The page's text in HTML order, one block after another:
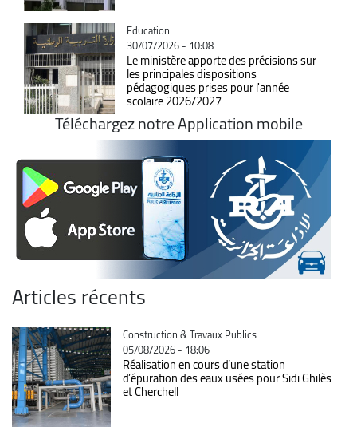
Catégorie
Education
30/07/2026 - 10:08
Le ministère apporte des précisions sur
les principales dispositions
pédagogiques prises pour l'année
scolaire 2026/2027
Téléchargez notre Application mobile
Articles récents
Catégorie
Construction & Travaux Publics
05/08/2026 - 18:06
Réalisation en cours d’une station
d’épuration des eaux usées pour Sidi Ghilès
et Cherchell